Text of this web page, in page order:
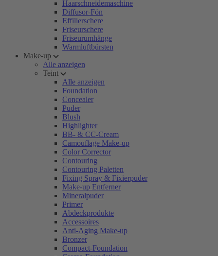
Haarschneidemaschine
Diffusor-Fön
Effilierschere
Friseurschere
Friseurumhänge
Warmluftbürsten
Make-up
Alle anzeigen
Teint
Alle anzeigen
Foundation
Concealer
Puder
Blush
Highlighter
BB- & CC-Cream
Camouflage Make-up
Color Corrector
Contouring
Contouring Paletten
Fixing Spray & Fixierpuder
Make-up Entferner
Mineralpuder
Primer
Abdeckprodukte
Accessoires
Anti-Aging Make-up
Bronzer
Compact-Foundation